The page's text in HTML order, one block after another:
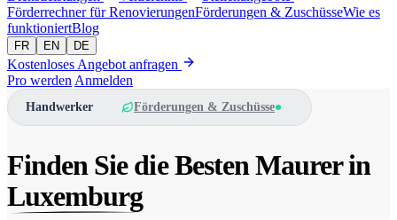
Förderrechner für RenovierungenFörderungen & ZuschüsseWie es
funktioniertBlog
FR EN DE
Kostenloses Angebot anfragen
Pro werden Anmelden
Handwerker Förderungen & Zuschüsse
Finden Sie die Besten Maurer in
Luxemburg